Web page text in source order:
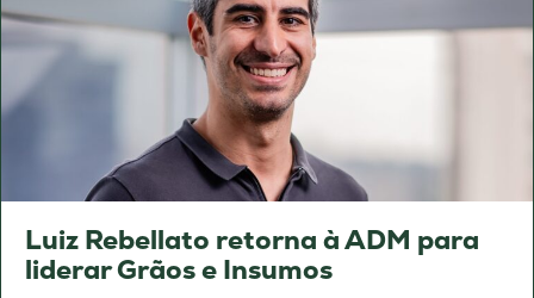
Luiz Rebellato retorna à ADM para
liderar Grãos e Insumos